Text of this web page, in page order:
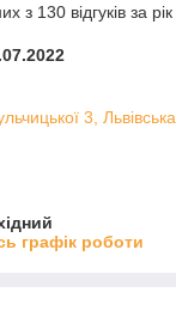
з 130 відгуків за рік
3,
графік роботи